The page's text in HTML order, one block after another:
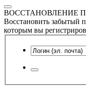
ВОССТАНОВЛЕНИЕ
Восстановить забытый
которым вы